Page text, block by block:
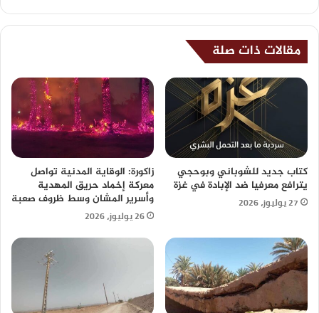
مقالات ذات صلة
كتاب جديد للشوباني وبوحجي
يترافع معرفيا ضد الإبادة في غزة
27 يوليوز، 2026
زاكورة: الوقاية المدنية تواصل
معركة إخماد حريق المهدية
وأسرير المشان وسط ظروف صعبة
26 يوليوز، 2026